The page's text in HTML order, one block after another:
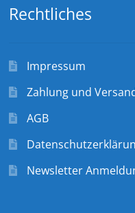
Rechtliches
Impressum
Zahlung und
AGB
Newsletter